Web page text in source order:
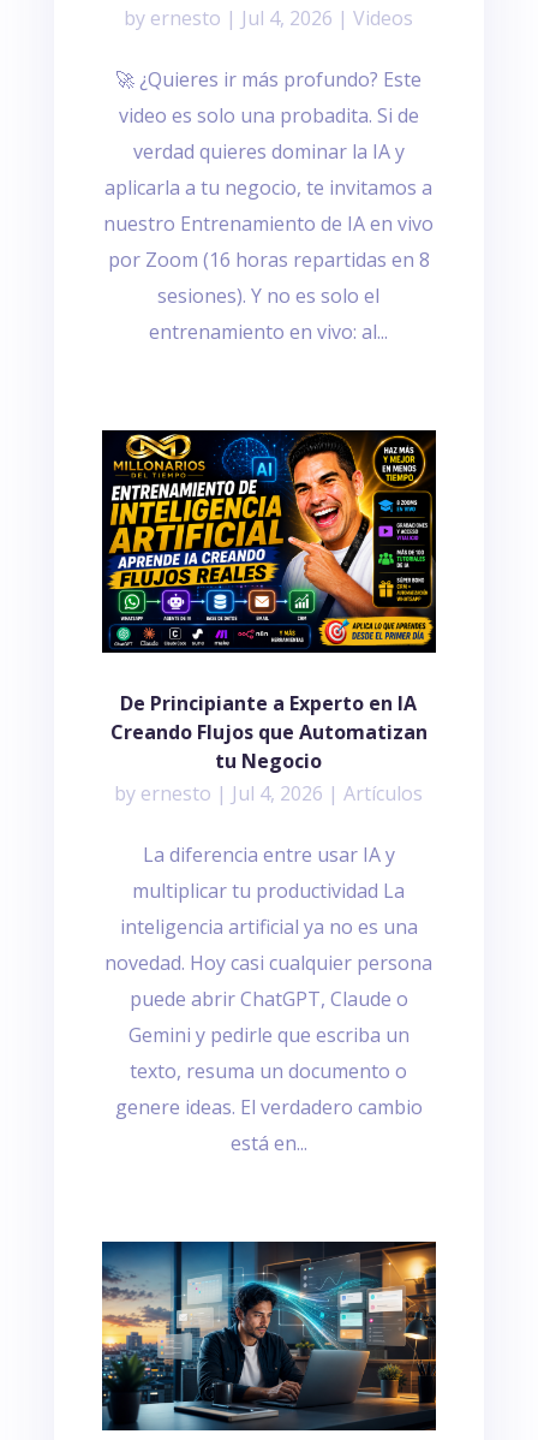
by ernesto | Jul 4, 2026 |Videos
🚀 ¿Quieres ir más profundo? Este
video es solo una probadita. Si de
verdad quieres dominar la IA y
aplicarla a tu negocio, te invitamos a
nuestro Entrenamiento de IA en vivo
por Zoom (16 horas repartidas en 8
sesiones). Y no es solo el
entrenamiento en vivo: al...
De Principiante a Experto en IA
Creando Flujos que Automatizan
tu Negocio
by ernesto | Jul 4, 2026 |Artículos
La diferencia entre usar IA y
multiplicar tu productividad La
inteligencia artificial ya no es una
novedad. Hoy casi cualquier persona
puede abrir ChatGPT, Claude o
Gemini y pedirle que escriba un
texto, resuma un documento o
genere ideas. El verdadero cambio
está en...